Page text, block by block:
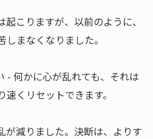
こりますが、以前のように、
まなくなりました。
- 何かに心が乱れても、それは
くリセットできます。
が減りました。決断は、よりす